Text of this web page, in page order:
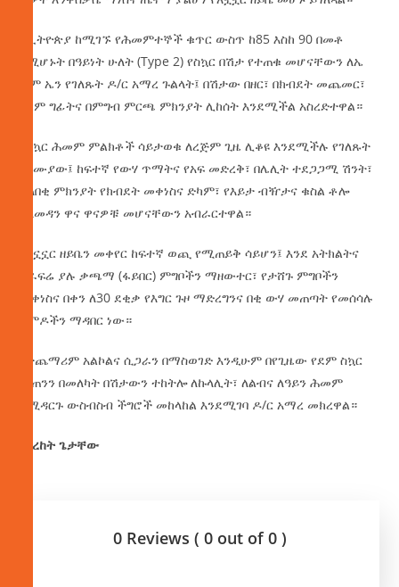
በኢትዮጵያ ከሚገኙ የሕመምተኞች ቁጥር ውስጥ ከ85 እስከ 90 በመቶ
የሚሆኑት በዓይነት ሁለት (Type 2) የስኳር በሽታ የተጠቁ መሆናቸውን ለኤ
ኤም ኤን የገለጹት ዶ/ር አማረ ጉልላት፤ በሽታው በዘር፣ በክብደት መጨመር፣
በደም ግፊትና በምግብ ምርጫ ምክንያት ሊከሰት እንደሚችል አስረድተዋል።
የስኳር ሕመም ምልክቶች ሳይታወቁ ለረጅም ጊዜ ሊቆዩ እንደሚችሉ የገለጹት
ባለሙያው፤ ከፍተኛ የውሃ ጥማትና የአፍ መድረቅ፣ በሌሊት ተደጋጋሚ ሽንት፣
ያለበቂ ምክንያት የክብደት መቀነስና ድካም፣ የእይታ ብዥታና ቁስል ቶሎ
አለመዳን ዋና ዋናዎቹ መሆናቸውን አብራርተዋል።
የአኗኗር ዘይቤን መቀየር ከፍተኛ ወጪ የሚጠይቅ ሳይሆን፤ እንደ አትክልትና
ፍራፍሬ ያሉ ቃጫማ (ፋይበር) ምግቦችን ማዘውተር፣ የታሸጉ ምግቦችን
መቀነስና በቀን ለ30 ደቂቃ የእግር ጉዞ ማድረግንና በቂ ውሃ መጠጣት የመሰሳሉ
ልምዶችን ማዳበር ነው።
በተጨማሪም አልኮልና ሲጋራን በማስወገድ እንዲሁም በየጊዜው የደም ስኳር
መጠንን በመለካት በሽታውን ተከትሎ ለኩላሊት፣ ለልብና ለዓይን ሕመም
ከሚዳርጉ ውስብስብ ችግሮች መከላከል እንደሚገባ ዶ/ር አማረ መክረዋል።
በበረከት ጌታቸው
0 Reviews ( 0 out of 0 )